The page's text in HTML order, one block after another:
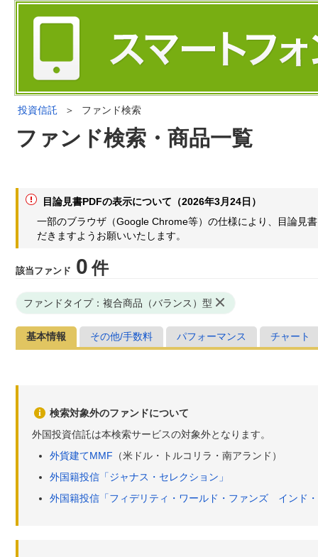
投資信託 ＞ ファンド検索
ファンド検索・商品一覧
目論見書PDFの表示について（2026年3月24日）
一部のブラウザ（Google Chrome等）の仕様により、目論見
だきますようお願いいたします。
該当ファンド 0 件
ファンドタイプ：複合商品（バランス）型
基本情報 その他/手数料 パフォーマンス チャート
検索対象外のファンドについて
外国投資信託は本検索サービスの対象外となります。
外貨建てMMF （米ドル・トルコリラ・南アランド）
外国籍投信「ジャナス・セレクション」
外国籍投信「フィデリティ・ワールド・ファンズ インド